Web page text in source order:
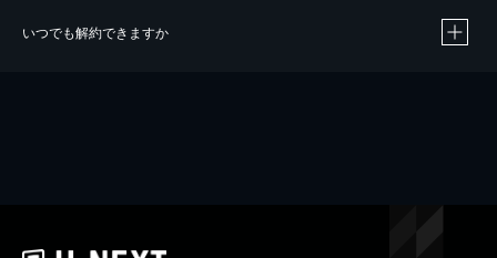
いつでも解約できますか